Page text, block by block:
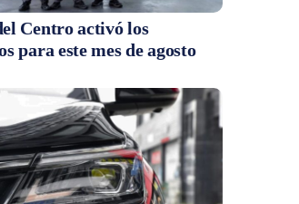
Centro activó los
para este mes de agosto